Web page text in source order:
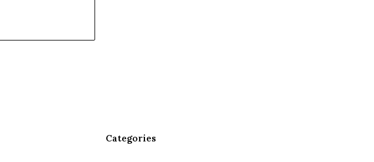
Categories